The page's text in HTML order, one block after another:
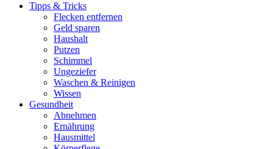
Tipps & Tricks
Flecken entfernen
Geld sparen
Haushalt
Putzen
Schimmel
Ungeziefer
Waschen & Reinigen
Wissen
Gesundheit
Abnehmen
Ernährung
Hausmittel